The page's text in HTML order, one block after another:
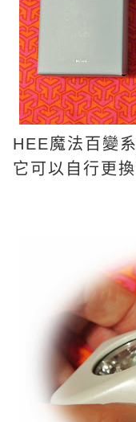
HEE魔法百變
它可以自行更